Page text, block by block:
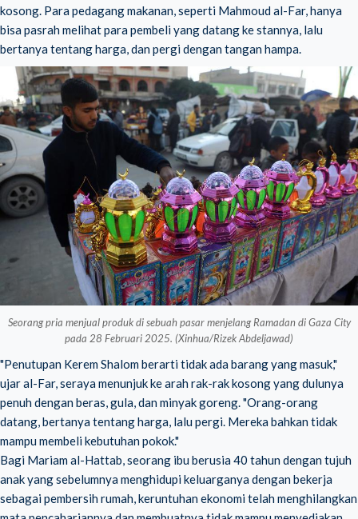
kosong. Para pedagang makanan, seperti Mahmoud al-Far, hanya
bisa pasrah melihat para pembeli yang datang ke stannya, lalu
bertanya tentang harga, dan pergi dengan tangan hampa.
Seorang pria menjual produk di sebuah pasar menjelang Ramadan di Gaza City
pada 28 Februari 2025. (Xinhua/Rizek Abdeljawad)
"Penutupan Kerem Shalom berarti tidak ada barang yang masuk,"
ujar al-Far, seraya menunjuk ke arah rak-rak kosong yang dulunya
penuh dengan beras, gula, dan minyak goreng. "Orang-orang
datang, bertanya tentang harga, lalu pergi. Mereka bahkan tidak
mampu membeli kebutuhan pokok."
Bagi Mariam al-Hattab, seorang ibu berusia 40 tahun dengan tujuh
anak yang sebelumnya menghidupi keluarganya dengan bekerja
sebagai pembersih rumah, keruntuhan ekonomi telah menghilangkan